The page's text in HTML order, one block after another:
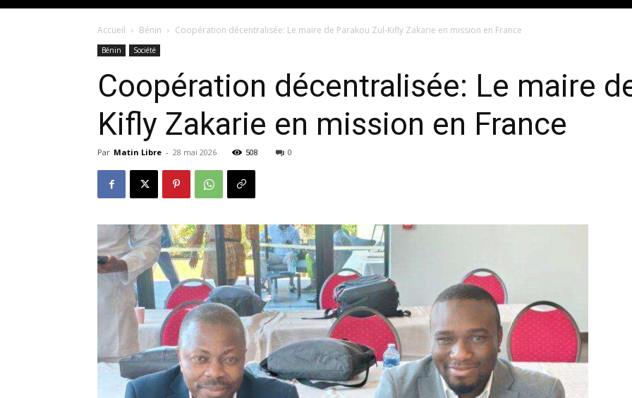
Accueil Bénin Coopération décentralisée: Le maire de Parakou Zul-Kifly Zakarie en mission en France
Bénin Société
Coopération décentralisée: Le maire
Kifly Zakarie en mission en France
Par Matin Libre - 28 mai 2026 508 0